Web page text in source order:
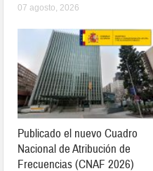
07 agosto, 2026
Publicado el nuevo Cuadro
Nacional de Atribución de
Frecuencias (CNAF 2026)